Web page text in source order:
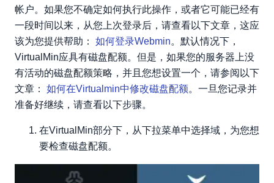
帐户。如果您不确定如何执行此操作，或者它可能已经有
一段时间以来，从您上次登录后，请查看以下文章，这应
该为您提供帮助： 如何登录Webmin。默认情况下，
VirtualMin应具有磁盘配额。但是，如果您的服务器上没
有活动的磁盘配额策略，并且您想设置一个，请参阅以下
文章： 如何在Virtualmin中修改磁盘配额。一旦您记录并
准备好继续，请查看以下步骤。
在VirtualMin部分下，从下拉菜单中选择域，为您想
要检查磁盘配额。